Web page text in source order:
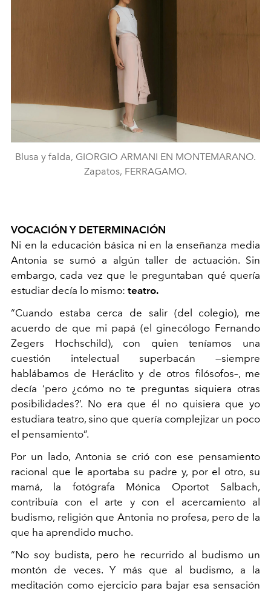
Blusa y falda, GIORGIO ARMANI EN MONTEMARANO.
Zapatos, FERRAGAMO.
VOCACIÓN Y DETERMINACIÓN
Ni en la educación básica ni en la enseñanza media
Antonia se sumó a algún taller de actuación. Sin
embargo, cada vez que le preguntaban qué quería
estudiar decía lo mismo: teatro.
“Cuando estaba cerca de salir (del colegio), me
acuerdo de que mi papá (el ginecólogo Fernando
Zegers Hochschild), con quien teníamos una
cuestión intelectual superbacán —siempre
hablábamos de Heráclito y de otros filósofos–, me
decía ‘pero ¿cómo no te preguntas siquiera otras
posibilidades?’. No era que él no quisiera que yo
estudiara teatro, sino que quería complejizar un poco
el pensamiento”.
Por un lado, Antonia se crió con ese pensamiento
racional que le aportaba su padre y, por el otro, su
mamá, la fotógrafa Mónica Oportot Salbach,
contribuía con el arte y con el acercamiento al
budismo, religión que Antonia no profesa, pero de la
que ha aprendido mucho.
“No soy budista, pero he recurrido al budismo un
montón de veces. Y más que al budismo, a la
meditación como ejercicio para bajar esa sensación